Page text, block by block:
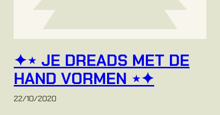
✦⋆ JE DREADS MET DE
HAND VORMEN ⋆✦
22/10/2020